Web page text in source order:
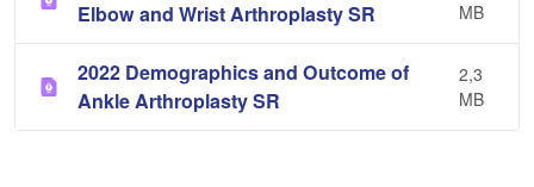
Elbow and Wrist Arthroplasty SR
MB
2022 Demographics and Outcome of
Ankle Arthroplasty SR
2,3
MB